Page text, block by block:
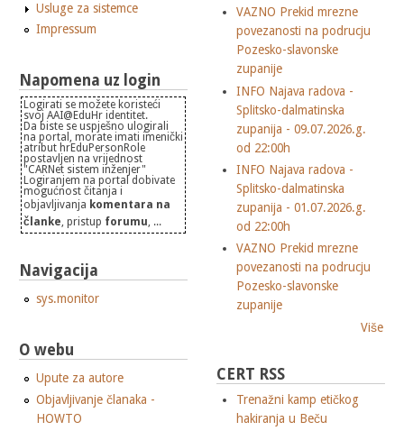
Usluge za sistemce
Impressum
Napomena uz login
Logirati se možete koristeći
svoj AAI@EduHr identitet.
Da biste se uspješno ulogirali
na portal, morate imati imenički
atribut hrEduPersonRole
postavljen na vrijednost
"CARNet sistem inženjer"
Logiranjem na portal dobivate
mogućnost čitanja i
objavljivanja komentara na
članke, pristup forumu, ...
Navigacija
sys.monitor
O webu
Upute za autore
Objavljivanje članaka -
HOWTO
VAZNO Prekid mrezne
povezanosti na podrucju
Pozesko-slavonske
zupanije
INFO Najava radova -
Splitsko-dalmatinska
zupanija - 09.07.2026.g.
od 22:00h
INFO Najava radova -
Splitsko-dalmatinska
zupanija - 01.07.2026.g.
od 22:00h
VAZNO Prekid mrezne
povezanosti na podrucju
Pozesko-slavonske
zupanije
Više
CERT RSS
Trenažni kamp etičkog
hakiranja u Beču